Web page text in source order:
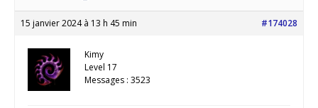
15 janvier 2024 à 13 h 45 min #174028
Kimy
Level 17
Messages : 3523